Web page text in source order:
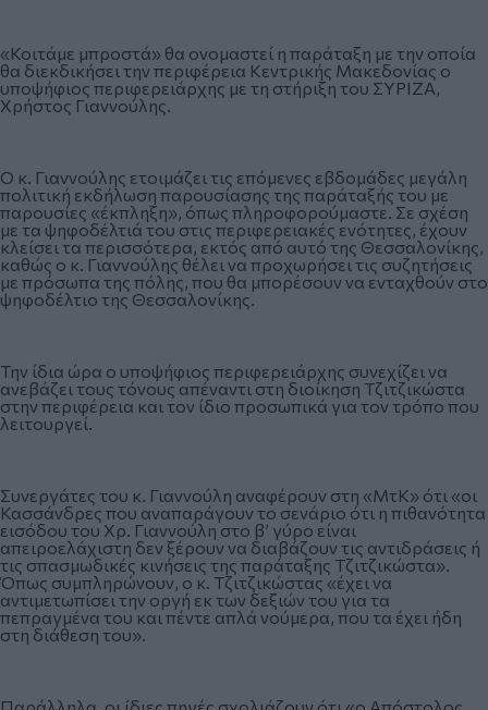
«Κοιτάμε μπροστά» θα ονομαστεί η παράταξη με την οποία
θα διεκδικήσει την περιφέρεια Κεντρικής Μακεδονίας ο
υποψήφιος περιφερειάρχης με τη στήριξη του ΣΥΡΙΖΑ,
Χρήστος Γιαννούλης.
Ο κ. Γιαννούλης ετοιμάζει τις επόμενες εβδομάδες μεγάλη
πολιτική εκδήλωση παρουσίασης της παράταξής του με
παρουσίες «έκπληξη», όπως πληροφορούμαστε. Σε σχέση
με τα ψηφοδέλτιά του στις περιφερειακές ενότητες, έχουν
κλείσει τα περισσότερα, εκτός από αυτό της Θεσσαλονίκης,
καθώς ο κ. Γιαννούλης θέλει να προχωρήσει τις συζητήσεις
με πρόσωπα της πόλης, που θα μπορέσουν να ενταχθούν στο
ψηφοδέλτιο της Θεσσαλονίκης.
Την ίδια ώρα ο υποψήφιος περιφερειάρχης συνεχίζει να
ανεβάζει τους τόνους απέναντι στη διοίκηση Τζιτζικώστα
στην περιφέρεια και τον ίδιο προσωπικά για τον τρόπο που
λειτουργεί.
Συνεργάτες του κ. Γιαννούλη αναφέρουν στη «ΜτΚ» ότι «οι
Κασσάνδρες που αναπαράγουν το σενάριο ότι η πιθανότητα
εισόδου του Χρ. Γιαννούλη στο β’ γύρο είναι
απειροελάχιστη δεν ξέρουν να διαβάζουν τις αντιδράσεις ή
τις σπασμωδικές κινήσεις της παράταξης Τζιτζικώστα».
Όπως συμπληρώνουν, ο κ. Τζιτζικώστας «έχει να
αντιμετωπίσει την οργή εκ των δεξιών του για τα
πεπραγμένα του και πέντε απλά νούμερα, που τα έχει ήδη
στη διάθεση του».